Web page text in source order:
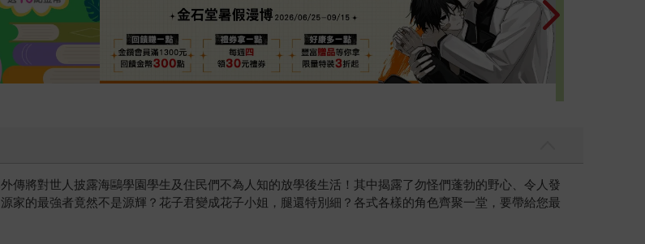
傳將對世人披露海鷗學園學生及住民們不為人知的放學後生活！其中揭露了勿怪們蓬勃的野心、令人發
家的最強者竟然不是源輝？花子君變成花子小姐，腿還特別細？各式各樣的角色齊聚一堂，要帶給您最